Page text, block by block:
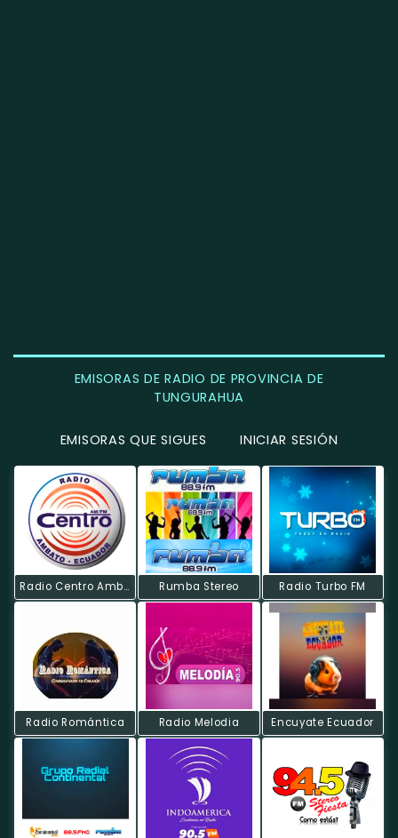
EMISORAS DE RADIO DE PROVINCIA DE
TUNGURAHUA
EMISORAS QUE SIGUES INICIAR SESIÓN
Radio Centro Ambato Rumba Stereo Radio Turbo FM
Radio Romántica Radio Melodia Encuyate Ecuador